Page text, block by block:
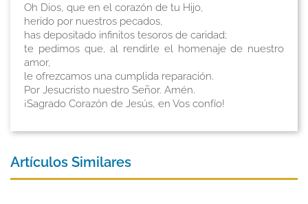
Oh Dios, que en el corazón de tu Hijo,
herido por nuestros pecados,
has depositado infinitos tesoros de caridad;
te pedimos que, al rendirle el homenaje de nuestro
amor,
le ofrezcamos una cumplida reparación.
Por Jesucristo nuestro Señor. Amén.
¡Sagrado Corazón de Jesús, en Vos confío!
Artículos Similares